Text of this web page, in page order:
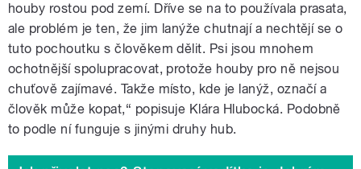
houby rostou pod zemí. Dříve se na to používala prasata,
ale problém je ten, že jim lanýže chutnají a nechtějí se o
tuto pochoutku s člověkem dělit. Psi jsou mnohem
ochotnější spolupracovat, protože houby pro ně nejsou
chuťově zajímavé. Takže místo, kde je lanýž, označí a
člověk může kopat,“ popisuje Klára Hlubocká. Podobně
to podle ní funguje s jinými druhy hub.